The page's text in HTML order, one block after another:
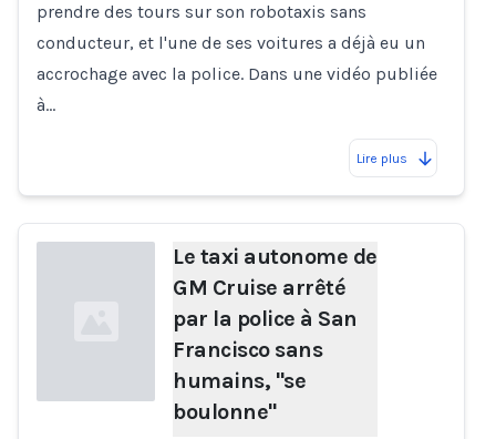
prendre des tours sur son robotaxis sans
conducteur, et l'une de ses voitures a déjà eu un
accrochage avec la police. Dans une vidéo publiée
à…
Lire plus
Le taxi autonome de
GM Cruise arrêté
par la police à San
Francisco sans
humains, "se
boulonne"